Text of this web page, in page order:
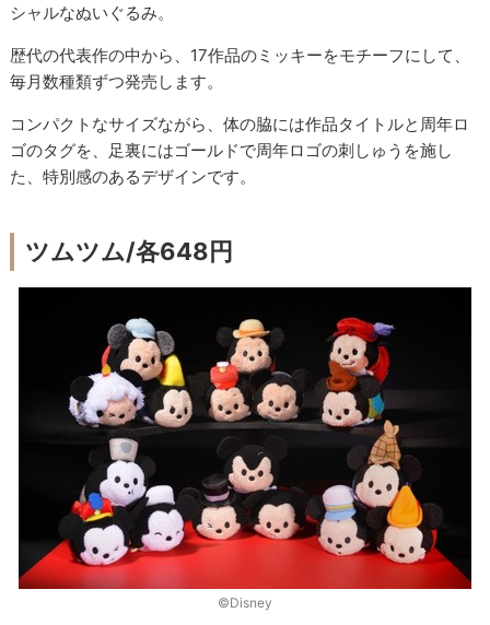
シャルなぬいぐるみ。
歴代の代表作の中から、17作品のミッキーをモチーフにして、
毎月数種類ずつ発売します。
コンパクトなサイズながら、体の脇には作品タイトルと周年ロ
ゴのタグを、足裏にはゴールドで周年ロゴの刺しゅうを施し
た、特別感のあるデザインです。
ツムツム/各648円
©Disney